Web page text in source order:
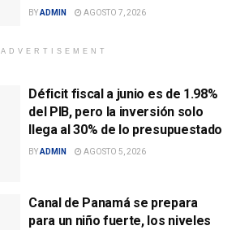
BYADMIN AGOSTO 7, 2026
ADVERTISEMENT
Déficit fiscal a junio es de 1.98%
del PIB, pero la inversión solo
llega al 30% de lo presupuestado
BYADMIN AGOSTO 5, 2026
Canal de Panamá se prepara
para un niño fuerte, los niveles